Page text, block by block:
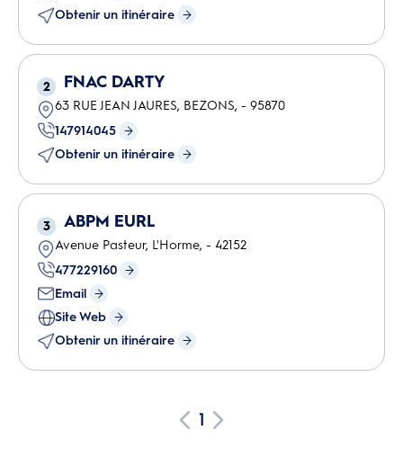
Obtenir un itinéraire
2 FNAC DARTY
63 RUE JEAN JAURES, BEZONS, - 95870
147914045
Obtenir un itinéraire
3 ABPM EURL
Avenue Pasteur, L'Horme, - 42152
477229160
Email
Site Web
Obtenir un itinéraire
1